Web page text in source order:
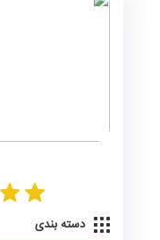
دسته بندی